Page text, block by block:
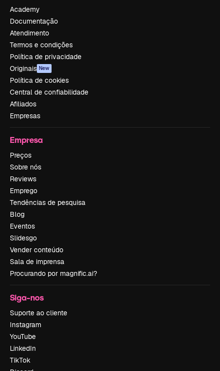
Academy
Documentação
Atendimento
Termos e condições
Política de privacidade
Originais New
Política de cookies
Central de confiabilidade
Afiliados
Empresas
Empresa
Preços
Sobre nós
Reviews
Emprego
Tendências de pesquisa
Blog
Eventos
Slidesgo
Vender conteúdo
Sala de imprensa
Procurando por magnific.ai?
Siga-nos
Suporte ao cliente
Instagram
YouTube
LinkedIn
TikTok